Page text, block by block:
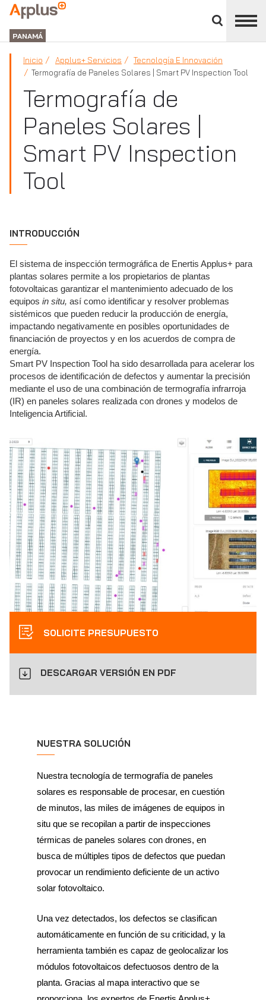
panel
APPLUS+
GROUP
PANAMÁ
Inicio Applus+ Servicios
Tecnología E Innovación
Termografía de Paneles Solares | Smart PV Inspection Tool
Termografía de
Paneles Solares |
Smart PV Inspection
Tool
INTRODUCCIÓN
El sistema de inspección termográfica de Enertis Applus+ para
plantas solares permite a los propietarios de plantas
fotovoltaicas garantizar el mantenimiento adecuado de los
equipos in situ, así como identificar y resolver problemas
sistémicos que pueden reducir la producción de energía,
impactando negativamente en posibles oportunidades de
financiación de proyectos y en los acuerdos de compra de
energía.
Smart PV Inspection Tool ha sido desarrollada para acelerar los
procesos de identificación de defectos y aumentar la precisión
mediante el uso de una combinación de termografía infrarroja
(IR) en paneles solares realizada con drones y modelos de
Inteligencia Artificial.
SOLICITE PRESUPUESTO
DESCARGAR VERSIÓN EN PDF
NUESTRA SOLUCIÓN
Nuestra tecnología de termografía de paneles
solares es responsable de procesar, en cuestión
de minutos, las miles de imágenes de equipos in
situ que se recopilan a partir de inspecciones
térmicas de paneles solares con drones, en
busca de múltiples tipos de defectos que puedan
provocar un rendimiento deficiente de un activo
solar fotovoltaico.
Una vez detectados, los defectos se clasifican
automáticamente en función de su criticidad, y la
herramienta también es capaz de geolocalizar los
módulos fotovoltaicos defectuosos dentro de la
planta. Gracias al mapa interactivo que se